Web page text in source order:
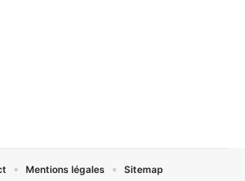
Mentions légales Sitemap